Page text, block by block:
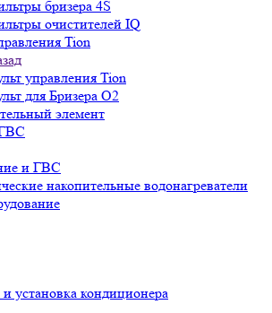
бризера 4S
очистителей IQ
Tion
управления Tion
для Бризера O2
элемент
и ГВС
накопительные водонагреватели
установка кондиционера